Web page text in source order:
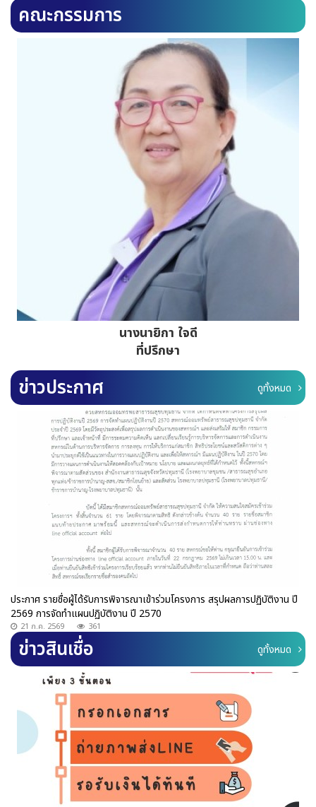
คณะกรรมการ
นางวีนัส วัฒนธำรงค์
รองประธานกรรมการคนที่ 1
ข่าวประกาศ ดูทั้งหมด
ประกาศ รายชื่อผู้ได้รับการพิจารณาเข้าร่วมโครงการ สรุปผลการปฏิบัติงาน ปี
2569 การจัดทำแผนปฏิบัติงาน ปี 2570
21 ก.ค. 2569 361
ข่าวสินเชื่อ ดูทั้งหมด